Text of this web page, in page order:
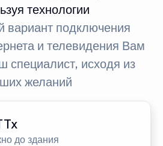
технологии
вариант подключения
и телевидения Вам
специалист, исходя из
желаний
до здания